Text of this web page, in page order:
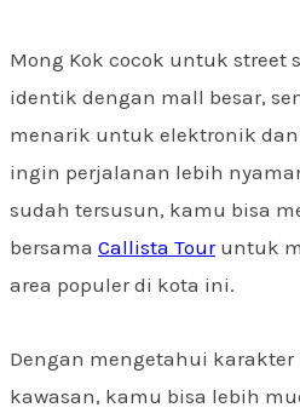
Mong Kok cocok untuk street
identik dengan mall besar,
menarik untuk elektronik
ingin perjalanan lebih
sudah tersusun, kamu bisa
bersama Callista Touruntuk
area populer di kota ini.
Dengan mengetahui
kawasan, kamu bisa lebih